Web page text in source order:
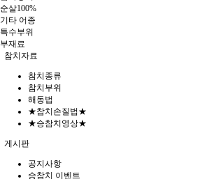
순살100%
기타 어종
특수부위
부재료
참치자료
참치종류
참치부위
해동법
★참치손질법★
★승참치영상★
게시판
공지사항
승참치 이벤트